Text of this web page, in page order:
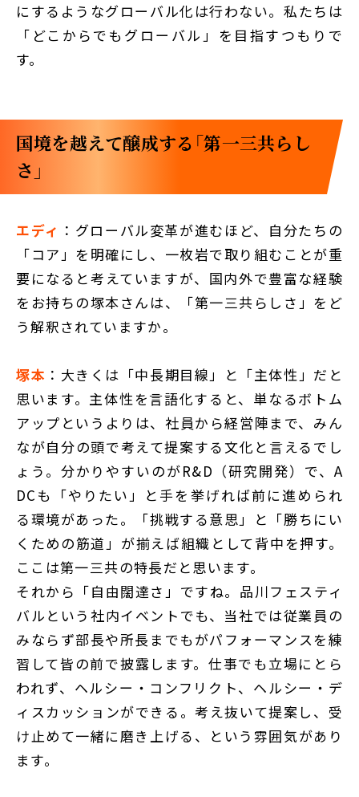
にするようなグローバル化は行わない。私たちは
「どこからでもグローバル」を目指すつもりで
す。
国境を越えて醸成する「第一三共らし
さ」
エディ ：グローバル変革が進むほど、自分たちの
「コア」を明確にし、一枚岩で取り組むことが重
要になると考えていますが、国内外で豊富な経験
をお持ちの塚本さんは、「第一三共らしさ」をど
う解釈されていますか。
塚本 ：大きくは「中長期目線」と「主体性」だと
思います。主体性を言語化すると、単なるボトム
アップというよりは、社員から経営陣まで、みん
なが自分の頭で考えて提案する文化と言えるでし
ょう。分かりやすいのがR&D（研究開発）で、A
DCも「やりたい」と手を挙げれば前に進められ
る環境があった。「挑戦する意思」と「勝ちにい
くための筋道」が揃えば組織として背中を押す。
ここは第一三共の特長だと思います。
それから「自由闊達さ」ですね。品川フェスティ
バルという社内イベントでも、当社では従業員の
みならず部長や所長までもがパフォーマンスを練
習して皆の前で披露します。仕事でも立場にとら
われず、ヘルシー・コンフリクト、ヘルシー・デ
ィスカッションができる。考え抜いて提案し、受
け止めて一緒に磨き上げる、という雰囲気があり
ます。